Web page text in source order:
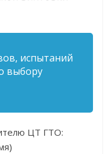
испытаний
выбору
ЦТ ГТО: